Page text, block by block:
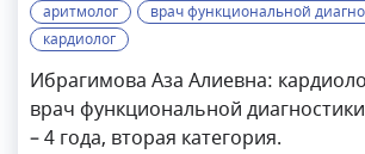
аритмолог
врач функциональной
кардиолог
Ибрагимова Аза Алиевна:
врач функциональной
– 4 года, вторая категория.